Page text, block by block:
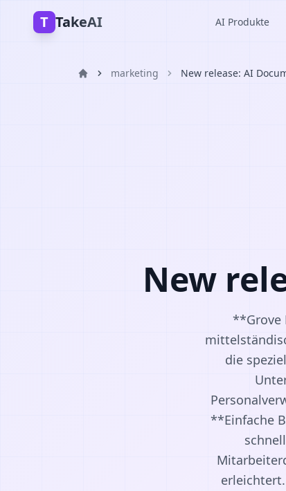
T TakeAI AI Produkte
marketing New release: AI
New
**Grove
die
**Einfache